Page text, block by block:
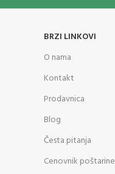
BRZI LINKOVI
O nama
Kontakt
Prodavnica
Blog
Česta pitanja
Cenovnik poštarine